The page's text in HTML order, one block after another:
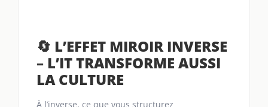
🔄 L’EFFET MIROIR INVERSE
– L’IT TRANSFORME AUSSI
LA CULTURE
À l’inverse, ce que vous structurez